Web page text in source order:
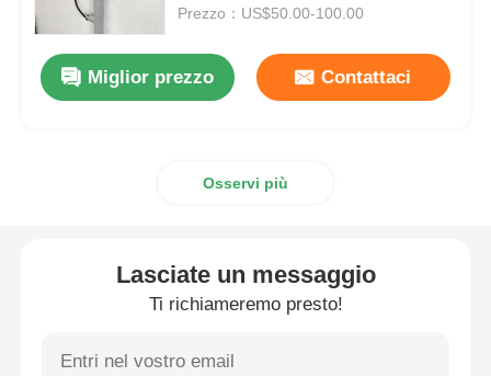
Casella a prova di esplosione
Glandole di cavi a prova di esplosione
spina ed incavo protetti contro le esplosioni
Prezzo：US$50.00-100.00
Miglior prezzo Contattaci
Osservi più
Lasciate un messaggio
Ti richiameremo presto!